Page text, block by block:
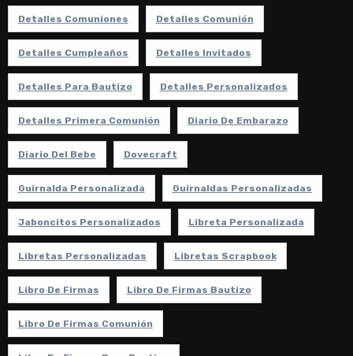
Detalles Comuniones Detalles Comunión
Detalles Cumpleaños Detalles Invitados
Detalles Para Bautizo Detalles Personalizados
Detalles Primera Comunión Diario De Embarazo
Diario Del Bebe Dovecraft
Guirnalda Personalizada Guirnaldas Personalizadas
Jaboncitos Personalizados Libreta Personalizada
Libretas Personalizadas Libretas Scrapbook
Libro De Firmas Libro De Firmas Bautizo
Libro De Firmas Comunión